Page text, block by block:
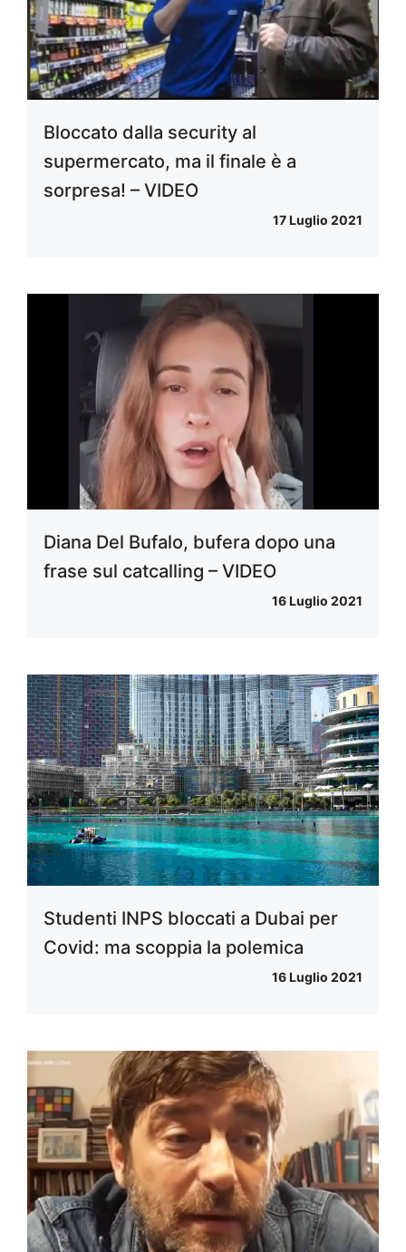
Bloccato dalla security al
supermercato, ma il finale è a
sorpresa! – VIDEO
17 Luglio 2021
Diana Del Bufalo, bufera dopo una
frase sul catcalling – VIDEO
16 Luglio 2021
Studenti INPS bloccati a Dubai per
Covid: ma scoppia la polemica
16 Luglio 2021